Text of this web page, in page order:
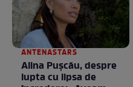
ANTENASTARS
Alina Pușcău, despre
lupta cu lipsa de